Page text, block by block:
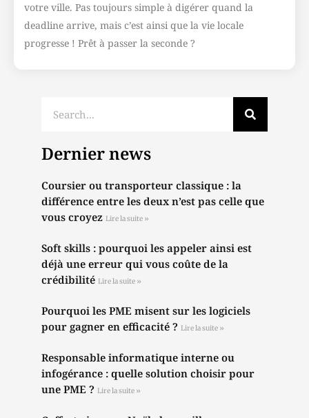
votre ville. Pas toujours simple à digérer quand la
deadline arrive, mais c’est ainsi que la vie locale
progresse ! Prêt à passer la seconde ?
Dernier news
Coursier ou transporteur classique : la
différence entre les deux n’est pas celle que
vous croyez Lire la suite »
Soft skills : pourquoi les appeler ainsi est
déjà une erreur qui vous coûte de la
crédibilité Lire la suite »
Pourquoi les PME misent sur les logiciels
pour gagner en efficacité ? Lire la suite »
Responsable informatique interne ou
infogérance : quelle solution choisir pour
une PME ? Lire la suite »